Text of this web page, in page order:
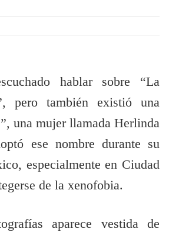
hablar sobre “La
pero también existió una
una mujer llamada Herlinda
ese nombre durante su
especialmente en Ciudad
de la xenofobia.
aparece vestida de